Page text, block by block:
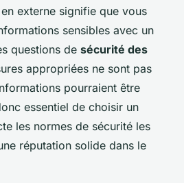
externe signifie que vous
sensibles avec un
questions de sécurité des
appropriées ne sont pas
pourraient être
essentiel de choisir un
les normes de sécurité les
réputation solide dans le